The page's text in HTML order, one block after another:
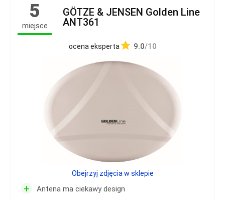
5
miejsce
GÖTZE & JENSEN Golden Line
ANT361
ocena eksperta 9.0/10
+ Antena ma ciekawy design
Obejrzyj zdjęcia w sklepie